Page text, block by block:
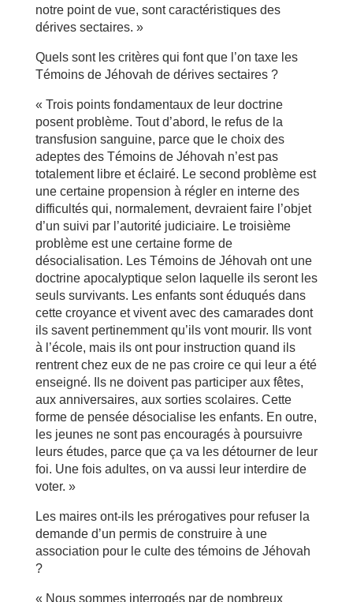
notre point de vue, sont caractéristiques des
dérives sectaires. »
Quels sont les critères qui font que l’on taxe les
Témoins de Jéhovah de dérives sectaires ?
« Trois points fondamentaux de leur doctrine
posent problème. Tout d’abord, le refus de la
transfusion sanguine, parce que le choix des
adeptes des Témoins de Jéhovah n’est pas
totalement libre et éclairé. Le second problème est
une certaine propension à régler en interne des
difficultés qui, normalement, devraient faire l’objet
d’un suivi par l’autorité judiciaire. Le troisième
problème est une certaine forme de
désocialisation. Les Témoins de Jéhovah ont une
doctrine apocalyptique selon laquelle ils seront les
seuls survivants. Les enfants sont éduqués dans
cette croyance et vivent avec des camarades dont
ils savent pertinemment qu’ils vont mourir. Ils vont
à l’école, mais ils ont pour instruction quand ils
rentrent chez eux de ne pas croire ce qui leur a été
enseigné. Ils ne doivent pas participer aux fêtes,
aux anniversaires, aux sorties scolaires. Cette
forme de pensée désocialise les enfants. En outre,
les jeunes ne sont pas encouragés à poursuivre
leurs études, parce que ça va les détourner de leur
foi. Une fois adultes, on va aussi leur interdire de
voter. »
Les maires ont-ils les prérogatives pour refuser la
demande d’un permis de construire à une
association pour le culte des témoins de Jéhovah
?
« Nous sommes interrogés par de nombreux